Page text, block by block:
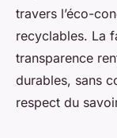
travers l’éco-
recyclables. La
transparence
durables, sans
respect du